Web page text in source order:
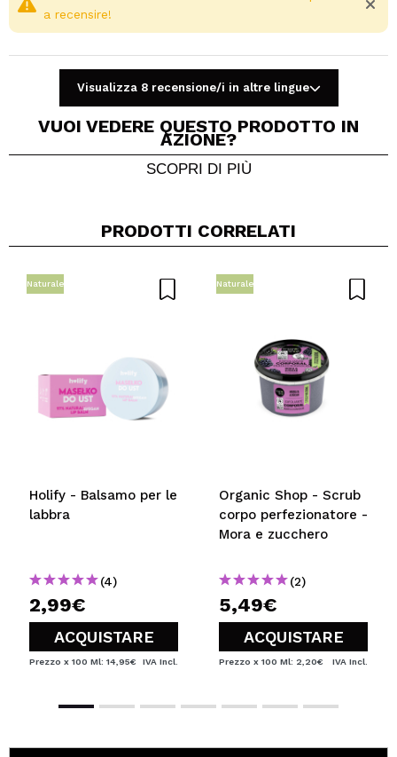
Condividi un video o una foto
5/5
a recensire!
Visualizza 8 recensione/i in altre lingue
VUOI VEDERE QUESTO PRODOTTO IN
AZIONE?
SCOPRI DI PIÙ
PRODOTTI CORRELATI
Naturale
Holify - Balsamo per le
labbra
(4)
2,99€
ACQUISTARE
Prezzo x 100 Ml: 14,95€ IVA Incl.
Naturale
Organic Shop - Scrub
corpo perfezionatore -
Mora e zucchero
(2)
5,49€
ACQUISTARE
Prezzo x 100 Ml: 2,20€ IVA Incl.